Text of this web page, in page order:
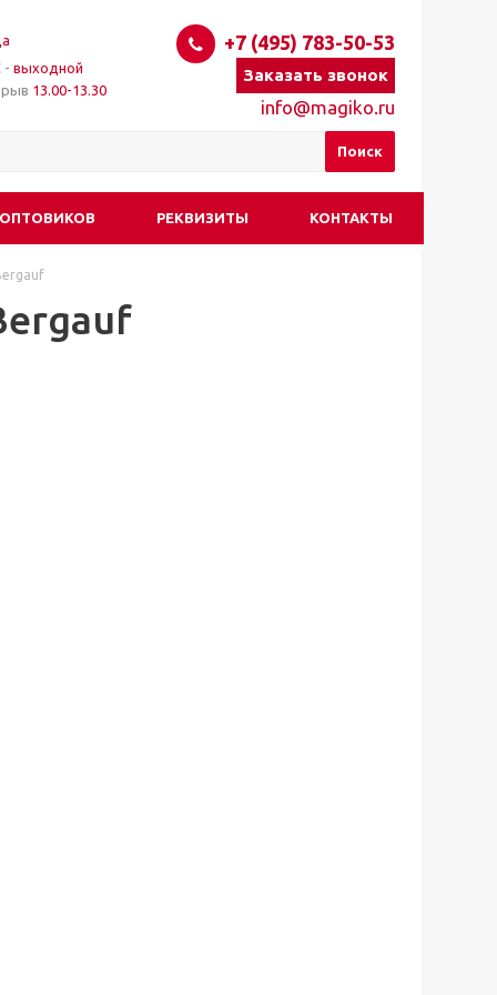
- выходной
13.00-13.30
+7 (495) 783-50-53
Заказать звонок
info@magiko.ru
РЕКВИЗИТЫ КОНТАКТЫ